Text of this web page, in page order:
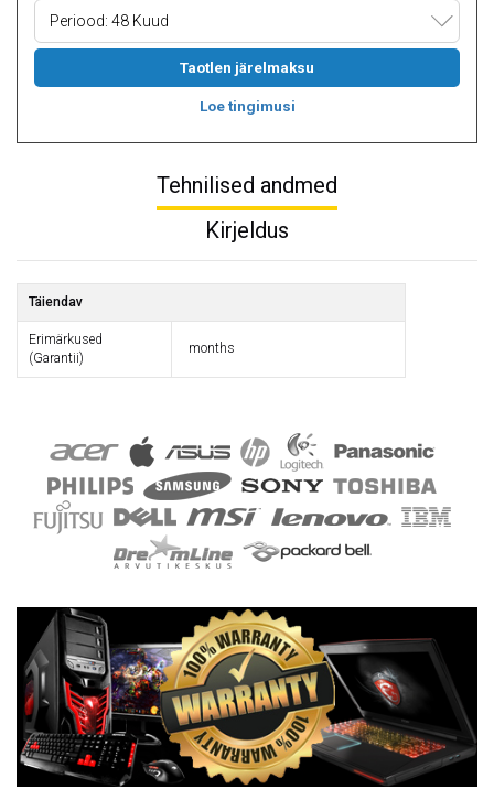
Periood: 48 Kuud
Taotlen järelmaksu
Loe tingimusi
Tehnilised andmed
Kirjeldus
Täiendav
Erimärkused
(Garantii)
months